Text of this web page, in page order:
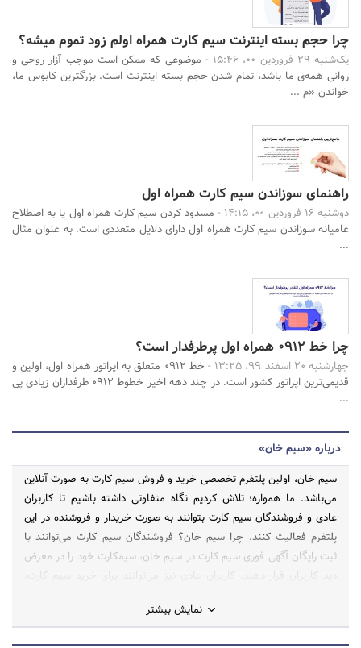
چرا حجم بسته اینترنت سیم کارت همراه اولم زود تموم میشه؟
یک‌شنبه 29 فروردین 00، 15:46 -
موضوعی که ممکن است موجب آزار روحی و
روانی همه‌ی ما باشد، تمام شدن حجم بسته اینترنت است. بزرگترین کابوس ما،
خواندن «م ...
راهنمای سوزاندن سیم کارت همراه اول
دوشنبه 16 فروردین 00، 14:15 -
مسدود کردن سیم کارت همراه اول یا به اصطلاح
عامیانه سوزاندن سیم کارت همراه اول دارای دلایل متعددی است. به عنوان مثال
...
چرا خط 0912 همراه اول پرطرفدار است؟
چهارشنبه 20 اسفند 99، 13:25 -
خط ۰۹۱۲ متعلق به اپراتور همراه اول، اولین و
قدیمی‌ترین اپراتور کشور است. در چند دهه اخیر خطوط ۰۹۱۲ طرفداران زیادی پی
...
درباره «سیم خان»
سیم خان، اولین پلتفرم تخصصی خرید و فروش سیم کارت به صورت آنلاین
می‌باشد. ما همواره؛ تلاش کردیم نگاه متفاوتی داشته باشیم تا کاربران
عادی و فروشندگان سیم کارت بتوانند به صورت خریدار و فروشنده در این
پلتفرم فعالیت کنند. چرا سیم خان؟ فروشندگان سیم کارت می‌توانند با
ثبت رایگان آگهی فوری سیم کارت در سیم خان، سیمکارت خود را در معرض
به صورت نقد و اقساط خرید نمایند. سیم خان، قابلیت خرید و فروش سیم
نمایش بیشتر